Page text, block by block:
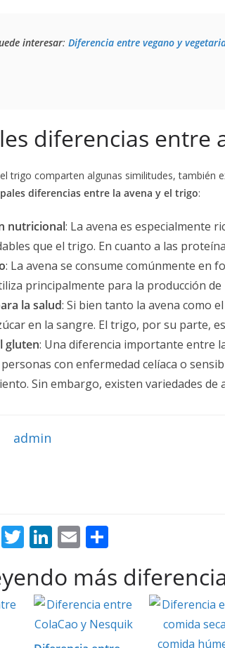
interesar: Diferencia entre vegano y
diferencias entre
trigo comparten algunas similitudes,
diferencias entre la avena y el trigo:
nutricional: La avena es especialmente
que el trigo. En cuanto a las
: La avena se consume comúnmente en
principalmente para la producción
la salud: Si bien tanto la avena como
en la sangre. El trigo, por su parte,
gluten: Una diferencia importante entre
con enfermedad celíaca o
Sin embargo, existen variedades
admin
Pi T
itt
er
Li
k
e
dI
E
ai
l
m
p
ar
más